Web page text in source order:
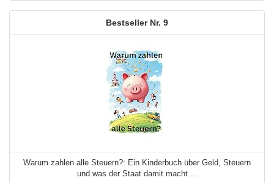
9
Warum zahlen alle Steuern?: Ein Kinderbuch über Geld, Steuern
und was der Staat damit macht ...